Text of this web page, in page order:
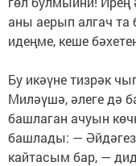
аны аерып алгач та
идеңме, кеше
Бу икәүне тизрәк
Миләүшә, әлеге дә
башлаган ачуын
башлады: —
кайтасым бар, —